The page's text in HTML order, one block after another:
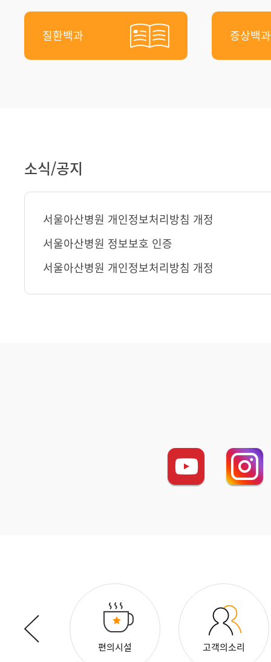
질환백과 증상백과
소식/공지
서울아산병원 개인정보처리방침 개정
서울아산병원 정보보호 인증
서울아산병원 개인정보처리방침 개정
편의시설 고객의소리